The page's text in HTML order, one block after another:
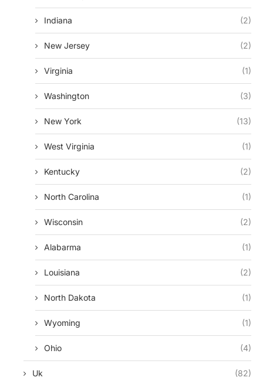
Indiana (2)
New Jersey (2)
Virginia (1)
Washington (3)
New York (13)
West Virginia (1)
Kentucky (2)
North Carolina (1)
Wisconsin (2)
Alabarma (1)
Louisiana (2)
North Dakota (1)
Wyoming (1)
Ohio (4)
Uk (82)